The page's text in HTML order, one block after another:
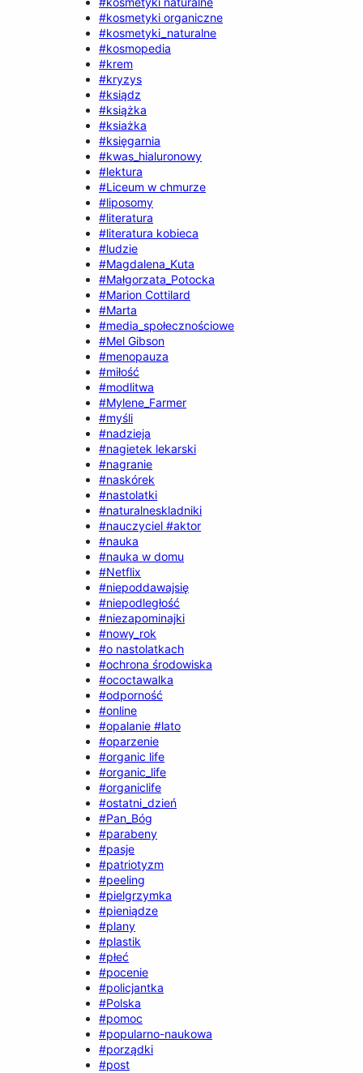
#kosmetyki organiczne
#kosmetyki_naturalne
#kosmopedia
#krem
#kryzys
#ksiądz
#książka
#ksiażka
#księgarnia
#kwas_hialuronowy
#lektura
#Liceum w chmurze
#liposomy
#literatura
#literatura kobieca
#ludzie
#Magdalena_Kuta
#Małgorzata_Potocka
#Marion Cottilard
#Marta
#media_społecznościowe
#Mel Gibson
#menopauza
#miłość
#modlitwa
#Mylene_Farmer
#myśli
#nadzieja
#nagietek lekarski
#nagranie
#naskórek
#nastolatki
#naturalneskladniki
#nauczyciel #aktor
#nauka
#nauka w domu
#Netflix
#niepoddawajsię
#niepodległość
#niezapominajki
#nowy_rok
#o nastolatkach
#ochrona środowiska
#ococtawalka
#odporność
#online
#opalanie #lato
#oparzenie
#organic life
#organic_life
#organiclife
#ostatni_dzień
#Pan_Bóg
#parabeny
#pasje
#patriotyzm
#peeling
#pielgrzymka
#pieniądze
#plany
#plastik
#płeć
#pocenie
#policjantka
#Polska
#pomoc
#popularno-naukowa
#porządki
#post